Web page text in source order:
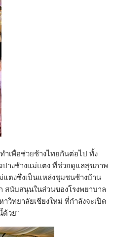
ำเพื่อช่วยช้างไทยกันต่อไป ทั้ง
างช้างแม่แตง ที่ช่วยดูแลสุขภาพ
แตงซึ่งเป็นแหล่งชุมชนช้างบ้าน
สนับสนุนในส่วนของโรงพยาบาล
ทยาลัยเชียงใหม่ ที่กำลังจะเปิด
วย”